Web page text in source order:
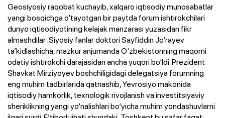
Geosiyosiy raqobat kuchayib, xalqaro iqtisodiy munosabatlar
yangi bosqichga o‘tayotgan bir paytda forum ishtirokchilari
dunyo iqtisodiyotining kelajak manzarasi yuzasidan fikr
almashdilar .Siyosiy fanlar doktori Sayfiddin Jo‘rayev
ta’kidlashicha, mazkur anjumanda O‘zbekistonning maqomi
odatiy ishtirokchi darajasidan ancha yuqori bo‘ldi. Prezident
Shavkat Mirziyoyev boshchiligidagi delegatsiya forumning
eng muhim tadbirlarida qatnashib, Yevrosiyo makonida
iqtisodiy hamkorlik, texnologik rivojlanish va investitsiyaviy
sheriklikning yangi yo‘nalishlari bo‘yicha muhim yondashuvlarni